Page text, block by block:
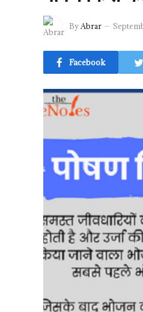
ByAbrar
Facebook